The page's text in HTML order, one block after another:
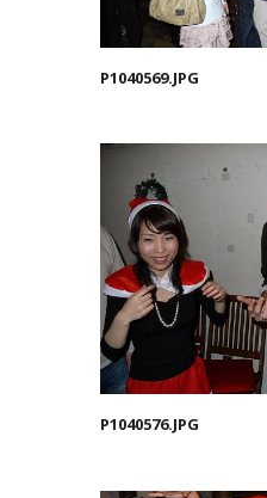
P1040569.JPG
P1040576.JPG